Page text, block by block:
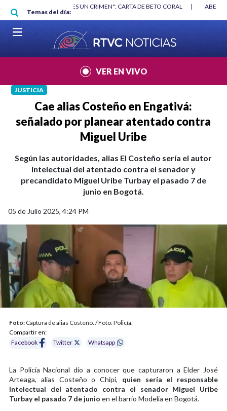
Pasar al contenido principal
Temas del día:
"HABLAR NO ES UN CRIMEN": CARTA DE BETO CORAL |
VER EN VIVO
JUSTICIA
Cae alias Costeño en Engativá:
señalado por planear atentado contra
Miguel Uribe
Según las autoridades, alias El Costeño sería el autor
intelectual del atentado contra el senador y
precandidato Miguel Uribe Turbay el pasado 7 de
junio en Bogotá.
05 de Julio 2025, 4:24 PM
Foto: Captura de alias Costeño. / Foto: Policía.
Compartir en:
Facebook
Twitter Whatsapp
La Policía Nacional dio a conocer que capturaron a Elder José
Arteaga, alias Costeño o Chipi, quien sería el responsable
intelectual del atentado contra el senador Miguel Uribe
Turbay el pasado 7 de junio en el barrio Modelia en Bogotá.